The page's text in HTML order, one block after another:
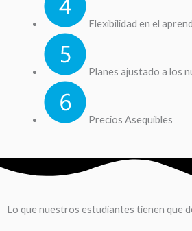
Flexibilidad en el
Planes ajustado a los
Precios Asequibles
Lo que nuestros estudiantes tienen que